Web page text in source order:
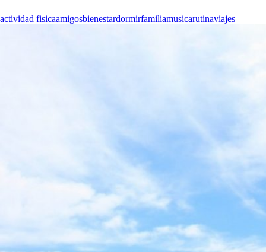
actividad fisicaamigosbienestardormirfamiliamusicarutinaviajes